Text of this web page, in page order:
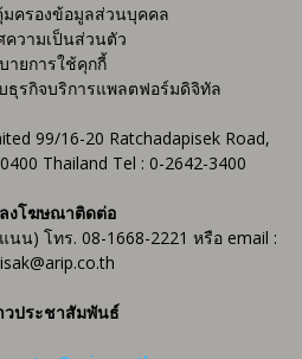
ครองข้อมูลส่วนบุคคล
ความเป็นส่วนตัว
ายการใช้คุกกี้
ธุรกิจบริการแพลตฟอร์มดิจิทัล
99/16-20 Ratchadapisek Road,
Thailand Tel : 0-2642-3400
งโฆษณาติดต่อ
) โทร. 08-1668-2221 หรือ email :
วประชาสัมพันธ์